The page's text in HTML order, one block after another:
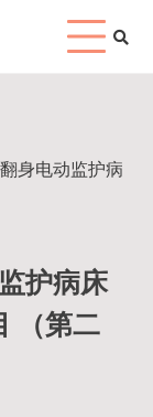
身电动监护病
护病床
（第二